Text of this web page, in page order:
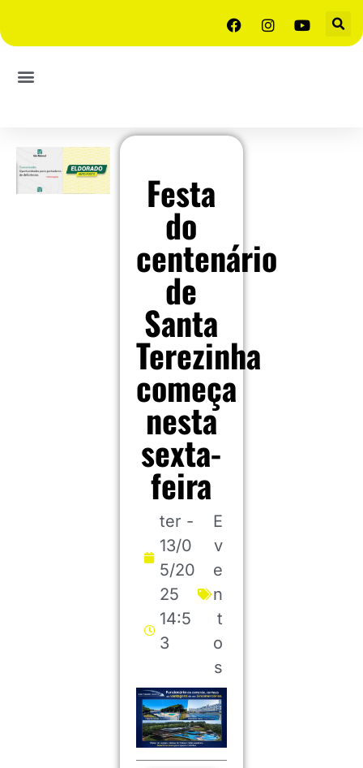
Festa
do
centenário
de
Santa
Terezinha
começa
nesta
sexta-
feira
ter -
13/0
5/20
25
14:5
3
E
v
e
n
t
o
s